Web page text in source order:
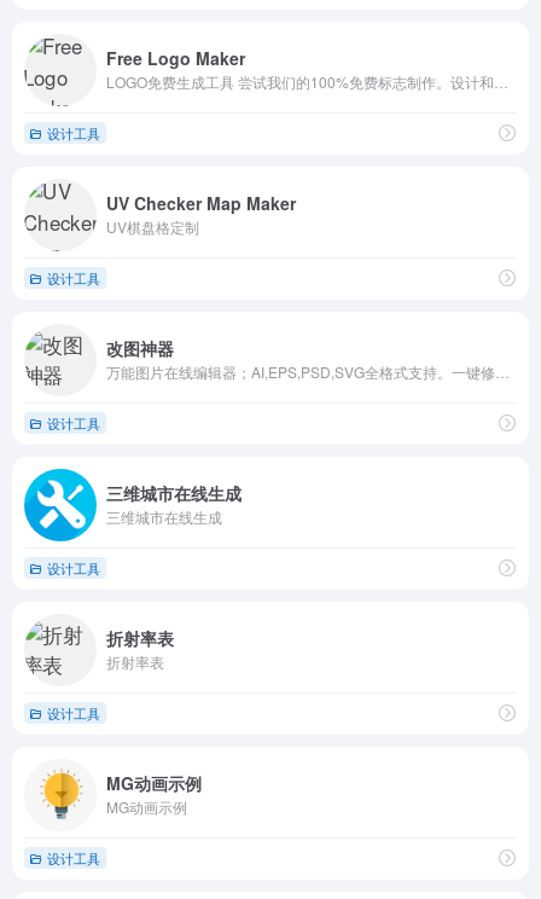
Free Logo Maker
设计工具
UV Checker Map Maker
UV棋盘格定制
设计工具
改图神器
设计工具
三维城市在线生成
三维城市在线生成
设计工具
折射率表
折射率表
设计工具
MG动画示例
MG动画示例
设计工具